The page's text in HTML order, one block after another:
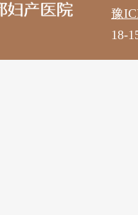
豫
18-